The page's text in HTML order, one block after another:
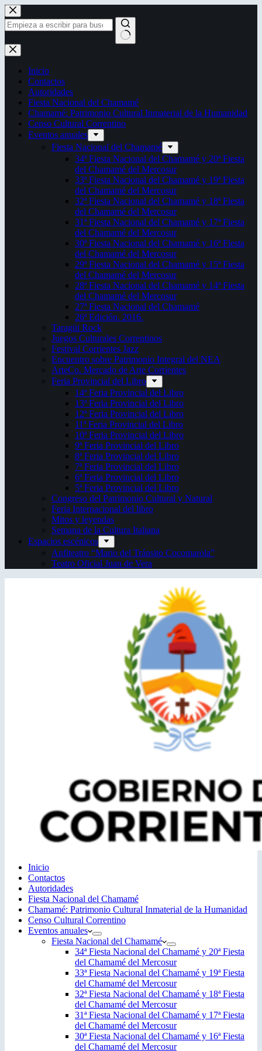
Saltar
al
contenido
Sin
resultados
Inicio
Contactos
Autoridades
Fiesta Nacional del Chamamé
Chamamé: Patrimonio Cultural Inmaterial de la Humanidad
Censo Cultural Correntino
Eventos anuales
Fiesta Nacional del Chamamé
34ª Fiesta Nacional del Chamamé y 20ª Fiesta
del Chamamé del Mercosur
33ª Fiesta Nacional del Chamamé y 19ª Fiesta
del Chamamé del Mercosur
32ª Fiesta Nacional del Chamamé y 18ª Fiesta
del Chamamé del Mercosur
31ª Fiesta Nacional del Chamamé y 17ª Fiesta
del Chamamé del Mercosur
30ª Fiesta Nacional del Chamamé y 16ª Fiesta
del Chamamé del Mercosur
29ª Fiesta Nacional del Chamamé y 15ª Fiesta
del Chamamé del Mercosur
28ª Fiesta Nacional del Chamamé y 14ª Fiesta
del Chamamé del Mercosur
27ª Fiesta Nacional del Chamamé
26ª Edición. 2016.
Taragüi Rock
Juegos Culturales Correntinos
Festival Corrientes Jazz
Encuentro sobre Patrimonio Integral del NEA
ArteCo. Mercado de Arte Corrientes
Feria Provincial del Libro
14ª Feria Provincial del Libro
13ª Feria Provincial del Libro
12ª Feria Provincial del Libro
11ª Feria Provincial del Libro
10ª Feria Provincial del Libro
9ª Feria Provincial del Libro
8ª Feria Provincial del Libro
7ª Feria Provincial del Libro
6ª Feria Provincial del Libro
5ª Feria Provincial del Libro
Congreso del Patrimonio Cultural y Natural
Feria Internacional del libro
Mitos y leyendas
Semana de la Cultura Italiana
Espacios escénicos
Anfiteatro “Mario del Tránsito Cocomarola”
Teatro Oficial Juan de Vera
Inicio
Contactos
Autoridades
Fiesta Nacional del Chamamé
Chamamé: Patrimonio Cultural Inmaterial de la Humanidad
Censo Cultural Correntino
Eventos anuales
Fiesta Nacional del Chamamé
34ª Fiesta Nacional del Chamamé y 20ª Fiesta
del Chamamé del Mercosur
33ª Fiesta Nacional del Chamamé y 19ª Fiesta
del Chamamé del Mercosur
32ª Fiesta Nacional del Chamamé y 18ª Fiesta
del Chamamé del Mercosur
31ª Fiesta Nacional del Chamamé y 17ª Fiesta
del Chamamé del Mercosur
30ª Fiesta Nacional del Chamamé y 16ª Fiesta
del Chamamé del Mercosur